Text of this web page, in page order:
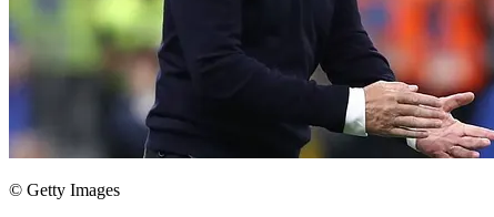
© Getty Images